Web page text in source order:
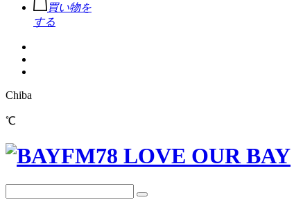
買い物を
する
Chiba
℃